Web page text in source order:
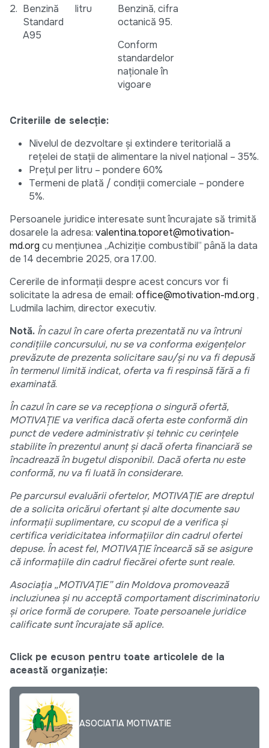
2. Benzină
Standard
A95
litru
Benzină, cifra
octanică 95.
Conform
standardelor
naționale în
vigoare
Criteriile de selecție:
Nivelul de dezvoltare și extindere teritorială a
rețelei de stații de alimentare la nivel național – 35%.
Prețul per litru – pondere 60%
Termeni de plată / condiții comerciale – pondere
5%.
Persoanele juridice interesate sunt încurajate să trimită
dosarele la adresa: valentina.toporet@motivation-
md.org cu mențiunea „Achiziție combustibil” până la data
de 14 decembrie 2025, ora 17.00.
Cererile de informații despre acest concurs vor fi
solicitate la adresa de email: office@motivation-md.org ,
Ludmila Iachim, director executiv.
Notă. În cazul în care oferta prezentată nu va întruni
condiţiile concursului, nu se va conforma exigenţelor
prevăzute de prezenta solicitare sau/şi nu va fi depusă
în termenul limită indicat, oferta va fi respinsă fără a fi
examinată.
În cazul în care se va recepționa o singură ofertă,
MOTIVAȚIE va verifica dacă oferta este conformă din
punct de vedere administrativ și tehnic cu cerințele
stabilite în prezentul anunț și dacă oferta financiară se
încadrează în bugetul disponibil. Dacă oferta nu este
conformă, nu va fi luată în considerare.
Pe parcursul evaluării ofertelor, MOTIVAȚIE are dreptul
de a solicita oricărui ofertant și alte documente sau
informații suplimentare, cu scopul de a verifica și
certifica veridicitatea informațiilor din cadrul ofertei
depuse. În acest fel, MOTIVAȚIE încearcă să se asigure
că informațiile din cadrul fiecărei oferte sunt reale.
Asociația „MOTIVAȚIE” din Moldova promovează
incluziunea și nu acceptă comportament discriminatoriu
și orice formă de corupere. Toate persoanele juridice
calificate sunt încurajate să aplice.
Click pe ecuson pentru toate articolele de la
această organizație:
ASOCIATIA MOTIVATIE